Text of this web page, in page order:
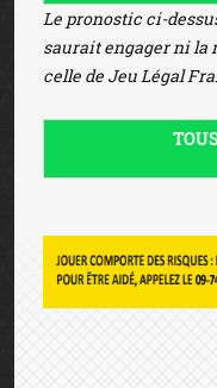
Le pronostic ci-
saurait engager ni la
celle de Jeu Légal